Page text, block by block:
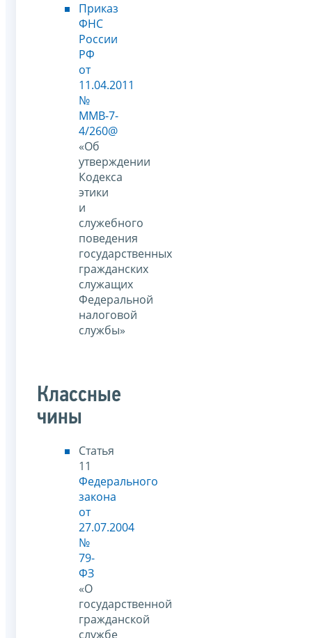
Приказ
ФНС
России
РФ
от
11.04.2011
№
ММВ-7-
4/260@
«Об
утверждении
Кодекса
этики
и
служебного
поведения
государственных
гражданских
служащих
Федеральной
налоговой
службы»
Классные
чины
Статья
11
Федерального
закона
от
27.07.2004
№
79-
ФЗ
«О
государственной
гражданской
службе